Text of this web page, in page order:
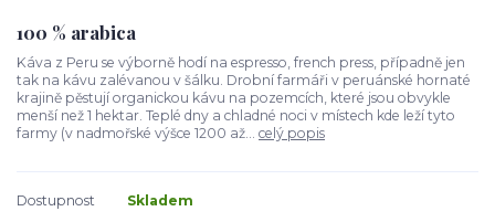
100 % arabica
Káva z Peru se výborně hodí na espresso, french press, případně jen
tak na kávu zalévanou v šálku. Drobní farmáři v peruánské hornaté
krajině pěstují organickou kávu na pozemcích, které jsou obvykle
menší než 1 hektar. Teplé dny a chladné noci v místech kde leží tyto
farmy (v nadmořské výšce 1200 až... celý popis
Dostupnost
Skladem